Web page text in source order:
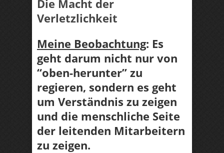
Die Macht der
Verletzlichkeit
Meine Beobachtung: Es
geht darum nicht nur von
“oben-herunter” zu
regieren, sondern es geht
um Verständnis zu zeigen
und die menschliche Seite
der leitenden Mitarbeitern
zu zeigen.